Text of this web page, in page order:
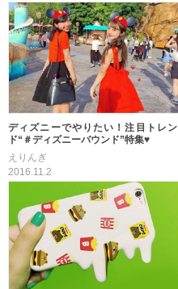
ディズニーでやりたい！注目トレン
ド“＃ディズニーバウンド”特集♥
えりんぎ
2016.11.2